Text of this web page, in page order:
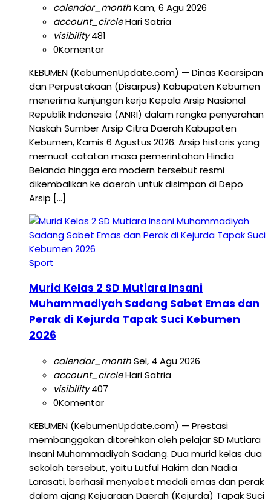
calendar_monthKam, 6 Agu 2026
account_circleHari Satria
visibility481
0Komentar
KEBUMEN (KebumenUpdate.com) — Dinas Kearsipan
dan Perpustakaan (Disarpus) Kabupaten Kebumen
menerima kunjungan kerja Kepala Arsip Nasional
Republik Indonesia (ANRI) dalam rangka penyerahan
Naskah Sumber Arsip Citra Daerah Kabupaten
Kebumen, Kamis 6 Agustus 2026. Arsip historis yang
memuat catatan masa pemerintahan Hindia
Belanda hingga era modern tersebut resmi
dikembalikan ke daerah untuk disimpan di Depo
Arsip […]
Sport
Murid Kelas 2 SD Mutiara Insani
Muhammadiyah Sadang Sabet Emas dan
Perak di Kejurda Tapak Suci Kebumen
2026
calendar_monthSel, 4 Agu 2026
account_circleHari Satria
visibility407
0Komentar
KEBUMEN (KebumenUpdate.com) — Prestasi
membanggakan ditorehkan oleh pelajar SD Mutiara
Insani Muhammadiyah Sadang. Dua murid kelas dua
sekolah tersebut, yaitu Lutful Hakim dan Nadia
Larasati, berhasil menyabet medali emas dan perak
dalam ajang Kejuaraan Daerah (Kejurda) Tapak Suci